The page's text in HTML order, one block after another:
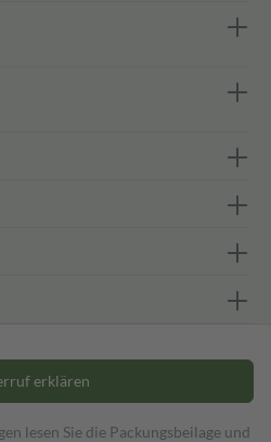
erklären
lesen Sie die Packungsbeilage und